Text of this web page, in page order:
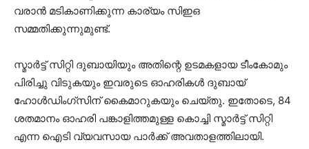
വരാന്‍ മടികാണിക്കുന്ന കാര്യം സിഇഒ
സമ്മതിക്കുന്നുമുണ്ട്.
സ്മാർട്ട് സിറ്റി ദുബായിയും അതിന്റെ ഉടമകളായ ടീംകോമും
പിരിച്ചു വിടുകയും ഇവരുടെ ഓഹരികള്‍ ദുബായ്
ഹോള്‍ഡിംഗ്‌സിന് കൈമാറുകയും ചെയ്തു. ഇതോടെ, 84
ശതമാനം ഓഹരി പങ്കാളിത്തമുള്ള കൊച്ചി സ്മാര്‍ട്ട് സിറ്റി
എന്ന ഐടി വ്യവസായ പാര്‍ക്ക് അവതാളത്തിലായി.